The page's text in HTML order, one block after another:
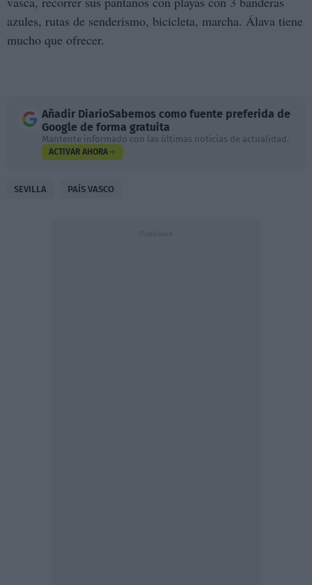
azules, rutas de senderismo, bicicleta, marcha. Álava tiene
mucho que ofrecer.
Añadir DiarioSabemos como fuente preferida de
Google de forma gratuita
Mantente informado con las últimas noticias de actualidad.
ACTIVAR AHORA
SEVILLA PAÍS VASCO